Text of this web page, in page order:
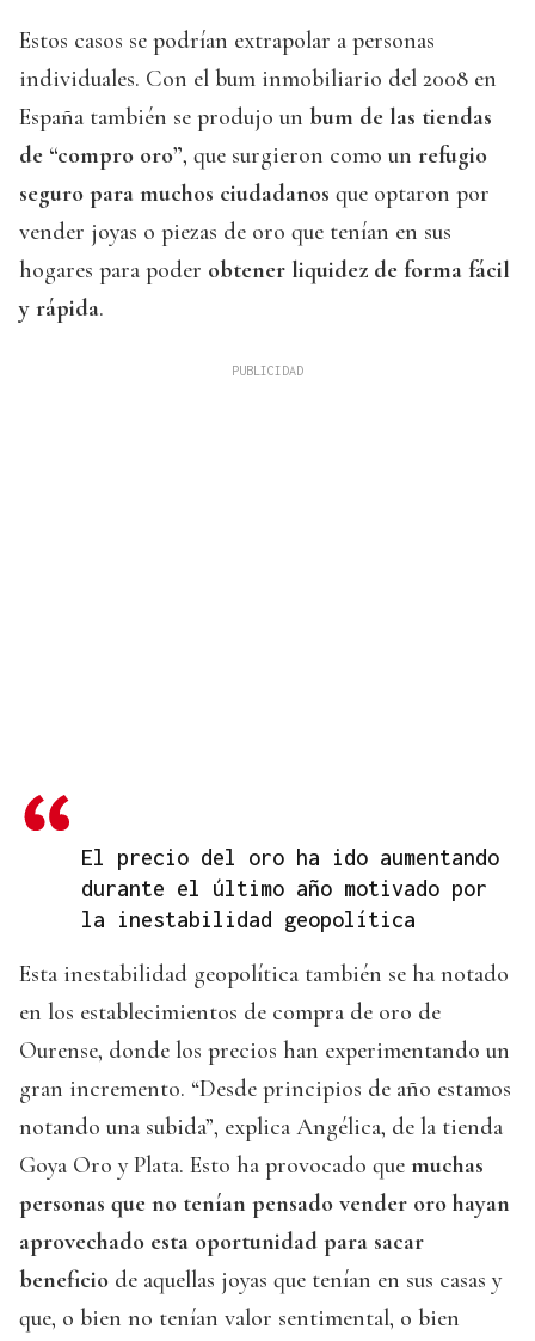
Estos casos se podrían extrapolar a personas
individuales. Con el bum inmobiliario del 2008 en
España también se produjo un bum de las tiendas
de “compro oro”, que surgieron como un refugio
seguro para muchos ciudadanos que optaron por
vender joyas o piezas de oro que tenían en sus
hogares para poder obtener liquidez de forma fácil
y rápida.
El precio del oro ha ido aumentando
durante el último año motivado por
la inestabilidad geopolítica
Esta inestabilidad geopolítica también se ha notado
en los establecimientos de compra de oro de
Ourense, donde los precios han experimentando un
gran incremento. “Desde principios de año estamos
notando una subida”, explica Angélica, de la tienda
Goya Oro y Plata. Esto ha provocado que muchas
personas que no tenían pensado vender oro hayan
aprovechado esta oportunidad para sacar
beneficio de aquellas joyas que tenían en sus casas y
que, o bien no tenían valor sentimental, o bien